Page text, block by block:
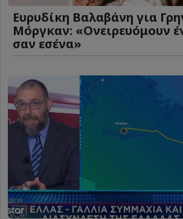
Ευρυδίκη Βαλαβάνη για
Μόργκαν: «Oνειρευόμουν
σαν εσένα»